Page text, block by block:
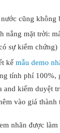
cũng không
nắng mặt trời:
sự kiểm chứng)
kếmẫu demo
tính phí 100%,
and kiểm duyệt
vào giá thành
nhãn được